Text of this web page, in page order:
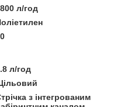
л/год
л/год
з інтегрованим